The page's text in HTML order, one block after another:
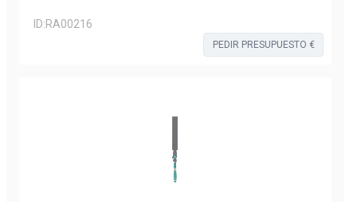
ID:RA00216
PEDIR PRESUPUESTO €